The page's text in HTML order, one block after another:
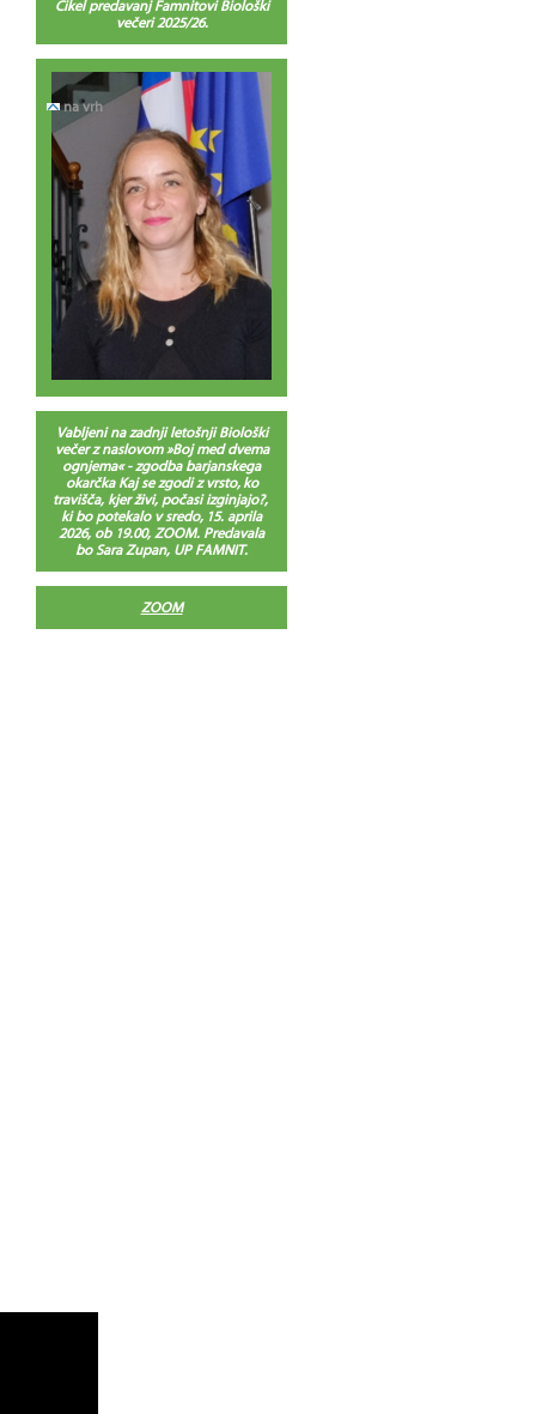
Cikel predavanj Famnitovi Biološki
večeri 2025/26.
Vabljeni na zadnji letošnji Biološki
večer z naslovom »Boj med dvema
ognjema« - zgodba barjanskega
okarčka Kaj se zgodi z vrsto, ko
travišča, kjer živi, počasi izginjajo?,
ki bo potekalo v sredo, 15. aprila
2026, ob 19.00, ZOOM. Predavala
bo Sara Zupan, UP FAMNIT.
ZOOM
na vrh